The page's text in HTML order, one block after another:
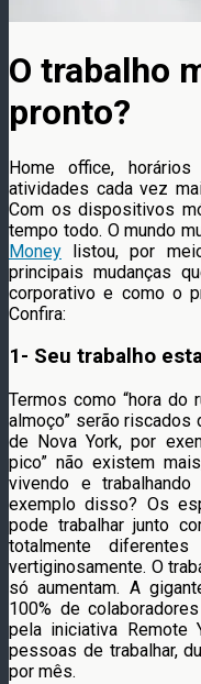
O trabalho
pronto?
Home office,
atividades cada vez
Com os dispositivos
tempo todo. O mundo
Money listou, por
principais mudanças
corporativo e como o
Confira:
1- Seu trabalho
Termos como “hora do
almoço” serão riscados
de Nova York, por
pico” não existem
vivendo e
exemplo disso? Os
pode trabalhar junto
totalmente
vertiginosamente. O
só aumentam. A
100% de
pela iniciativa Remote
pessoas de trabalhar,
por mês.